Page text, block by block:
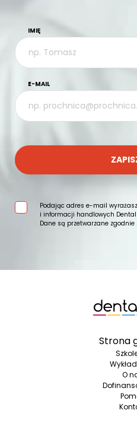
IMIĘ
E-MAIL
Podając adres e-mail
i informacji handlowych
Dane są przetwarzane zgodnie
Strona
O